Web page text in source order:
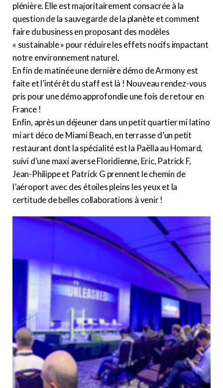
plénière. Elle est majoritairement consacrée à la
question de la sauvegarde de la planète et comment
faire du business en proposant des modèles
« sustainable » pour réduire les effets nocifs impactant
notre environnement naturel.
En fin de matinée une dernière démo de Armony est
faite et l’intérêt du staff est là ! Nouveau rendez-vous
pris pour une démo approfondie une fois de retour en
France !
Enfin, après un déjeuner dans un petit quartier mi latino
mi art déco de Miami Beach, en terrasse d’un petit
restaurant dont la spécialité est la Paëlla au Homard,
suivi d’une maxi averse Floridienne, Eric, Patrick F,
Jean-Philippe et Patrick G prennent le chemin de
l’aéroport avec des étoiles pleins les yeux et la
certitude de belles collaborations à venir !